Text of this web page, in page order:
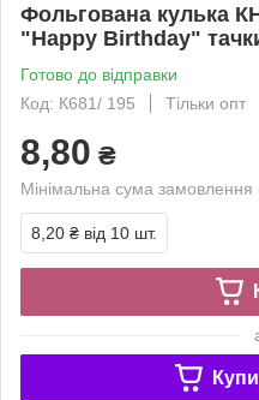
Фольгована кулька
"Happy Birthday"
Готово до відправки
Код: К681/ 195
Тільки опт
8,80 ₴
Мінімальна сума
8,20 ₴ від 10 шт.